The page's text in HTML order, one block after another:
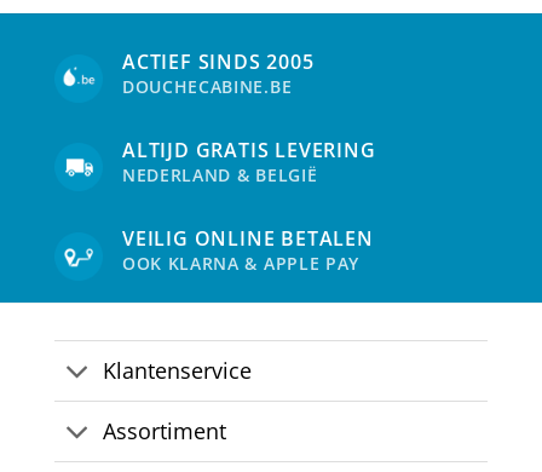
ACTIEF SINDS 2005
DOUCHECABINE.BE
ALTIJD GRATIS LEVERING
NEDERLAND & BELGIË
VEILIG ONLINE BETALEN
OOK KLARNA & APPLE PAY
Klantenservice
Assortiment